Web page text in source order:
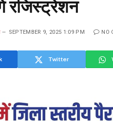
SEPTEMBER 9, 2025 1:09 PM NO
Twitter